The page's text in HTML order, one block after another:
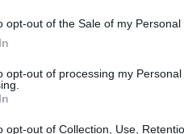
opt-out of the Sale of my Personal
opt-out of processing my
opt-out of Collection, Use,
“substanciais e altamente
os países sofrem igualmente.
ou sem margens de
Entre os setores mais
a elevação do custo